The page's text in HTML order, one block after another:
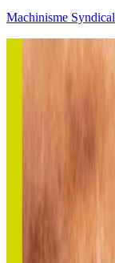
Machinisme Syndical